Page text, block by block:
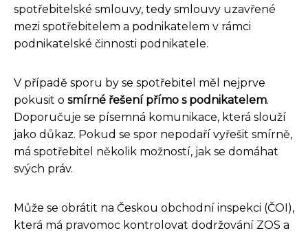
spotřebitelské smlouvy, tedy smlouvy uzavřené
mezi spotřebitelem a podnikatelem v rámci
podnikatelské činnosti podnikatele.
V případě sporu by se spotřebitel měl nejprve
pokusit o smírné řešení přímo s podnikatelem.
Doporučuje se písemná komunikace, která slouží
jako důkaz. Pokud se spor nepodaří vyřešit smírně,
má spotřebitel několik možností, jak se domáhat
svých práv.
Může se obrátit na Českou obchodní inspekci (ČOI),
která má pravomoc kontrolovat dodržování ZOS a